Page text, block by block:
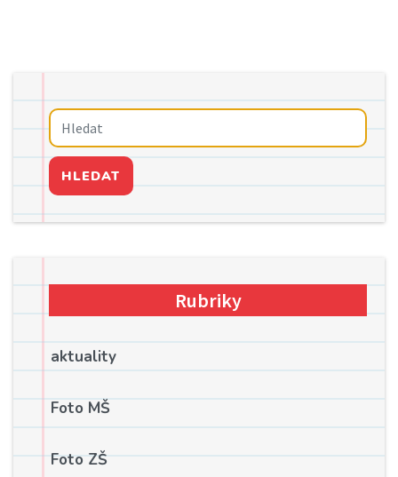
HLEDAT
Rubriky
aktuality
Foto MŠ
Foto ZŠ